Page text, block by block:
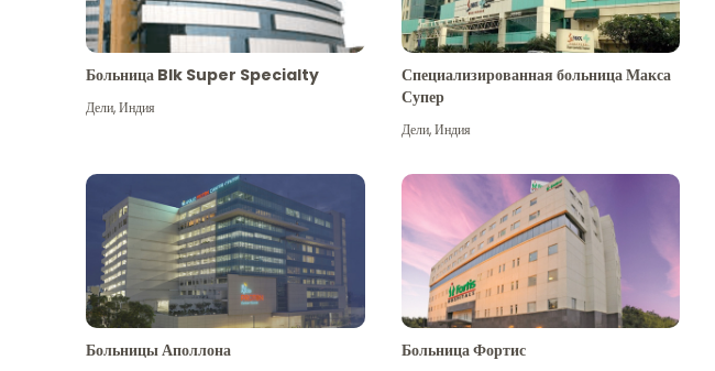
Больница Blk Super Specialty
Дели,Индия
Специализированная больница Макса
Супер
Дели,Индия
Больницы Аполлона Больница Фортис